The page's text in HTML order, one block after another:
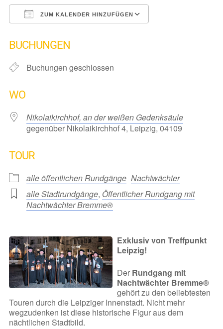
ZUM KALENDER HINZUFÜGEN
BUCHUNGEN
Buchungen geschlossen
WO
Nikolaikirchhof, an der weißen Gedenksäule
gegenüber Nikolaikirchhof 4, Leipzig, 04109
TOUR
alle öffentlichen Rundgänge Nachtwächter
alle Stadtrundgänge, Öffentlicher Rundgang mit
Nachtwächter Bremme®
Exklusiv von Treffpunkt
Leipzig!
Der Rundgang mit
Nachtwächter Bremme®
gehört zu den beliebtesten
Touren durch die Leipziger Innenstadt. Nicht mehr
wegzudenken ist diese historische Figur aus dem
nächtlichen Stadtbild.